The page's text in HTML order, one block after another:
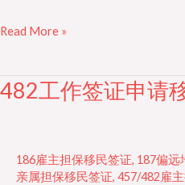
Read More »
482工作签证申请
186雇主担保移民签证, 187偏远
亲属担保移民签证, 457/482雇
482